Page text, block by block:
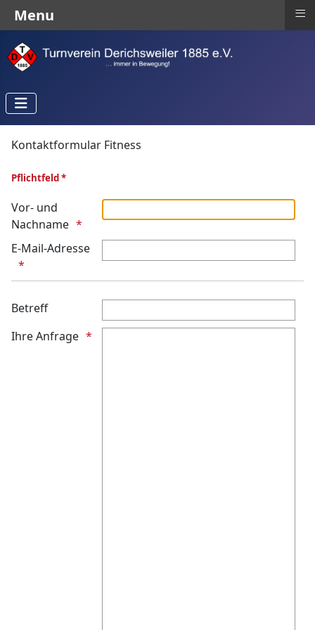
Kontaktformular Fitness
Pflichtfeld *
Vor- und
Nachname
E-Mail-Adresse
Betreff
Ihre Anfrage
Menu ≡